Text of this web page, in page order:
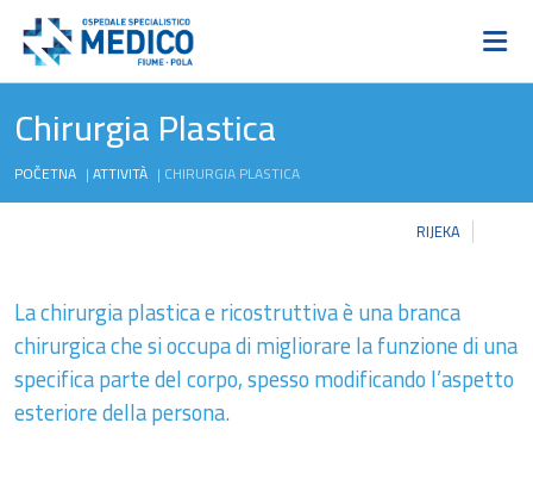
Chirurgia Plastica
POČETNA |ATTIVITÀ | CHIRURGIA PLASTICA
RIJEKA
La chirurgia plastica e ricostruttiva è una branca
chirurgica che si occupa di migliorare la funzione di una
specifica parte del corpo, spesso modificando l’aspetto
esteriore della persona.